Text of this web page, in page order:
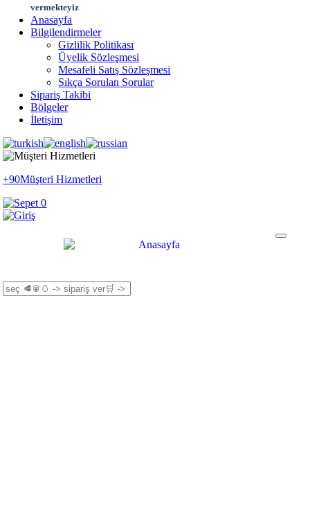
vermekteyiz
Anasayfa
Bilgilendirmeler
Gizlilik Politikası
Üyelik Sözleşmesi
Mesafeli Satış Sözleşmesi
Sıkça Sorulan Sorular
Sipariş Takibi
Bölgeler
İletişim
+90Müşteri Hizmetleri
0